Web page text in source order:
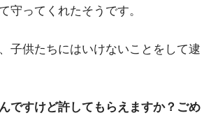
守ってくれたそうです。
子供たちにはいけないことをして逮
ですけど許してもらえますか？ごめ